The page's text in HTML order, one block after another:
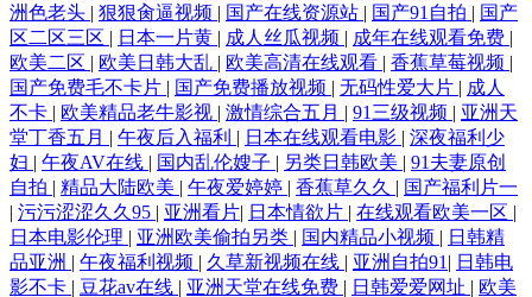
洲色老头 | 狠狠肏逼视频 | 国产在线资源站 | 国产91自拍 | 国产
区二区三区 | 日本一片黄 | 成人丝瓜视频 | 成年在线观看免费 |
欧美二区 | 欧美日韩大乱 | 欧美高清在线观看 | 香蕉草莓视频 |
国产免费毛不卡片 | 国产免费播放视频 | 无码性爱大片 | 成人
不卡 | 欧美精品老牛影视 | 激情综合五月 | 91三级视频 | 亚洲天
堂丁香五月 | 午夜后入福利 | 日本在线观看电影 | 深夜福利少
妇 | 午夜AV在线 | 国内乱伦嫂子 | 另类日韩欧美 | 91夫妻原创
自拍 | 精品大陆欧美 | 午夜爱婷婷 | 香蕉草久久 | 国产福利片一
| 污污涩涩久久95 | 亚洲看片| 日本情欲片 | 在线观看欧美一区 |
日本电影伦理 | 亚洲欧美偷拍另类 | 国内精品小视频 | 日韩精
品亚洲 | 午夜福利视频 | 久草新视频在线 | 亚洲自拍91 | 日韩电
影不卡 | 豆花av在线 | 亚洲天堂在线免费 | 日韩爱爱网址 | 欧美